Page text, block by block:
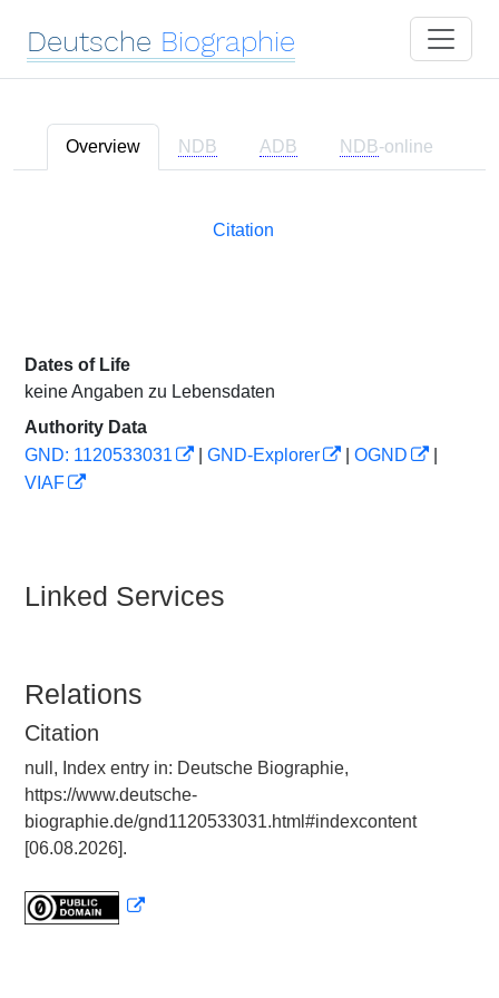
Deutsche Biographie
Overview NDB ADB NDB-online
Citation
Dates of Life
keine Angaben zu Lebensdaten
Authority Data
GND: 1120533031
GND-Explorer OGND
VIAF
Linked Services
Relations
Citation
null, Index entry in: Deutsche Biographie,
https://www.deutsche-
biographie.de/gnd1120533031.html#indexcontent
[06.08.2026].